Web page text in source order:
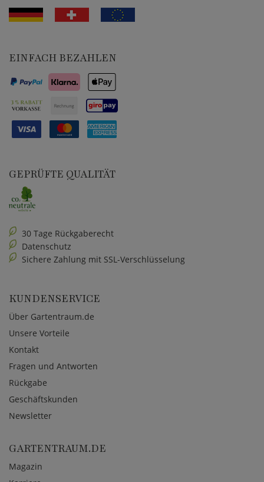
EINFACH BEZAHLEN
GEPRÜFTE QUALITÄT
30 Tage Rückgaberecht
Datenschutz
Sichere Zahlung mit SSL-Verschlüsselung
KUNDENSERVICE
Über Gartentraum.de
Unsere Vorteile
Kontakt
Fragen und Antworten
Rückgabe
Geschäftskunden
Newsletter
GARTENTRAUM.DE
Magazin